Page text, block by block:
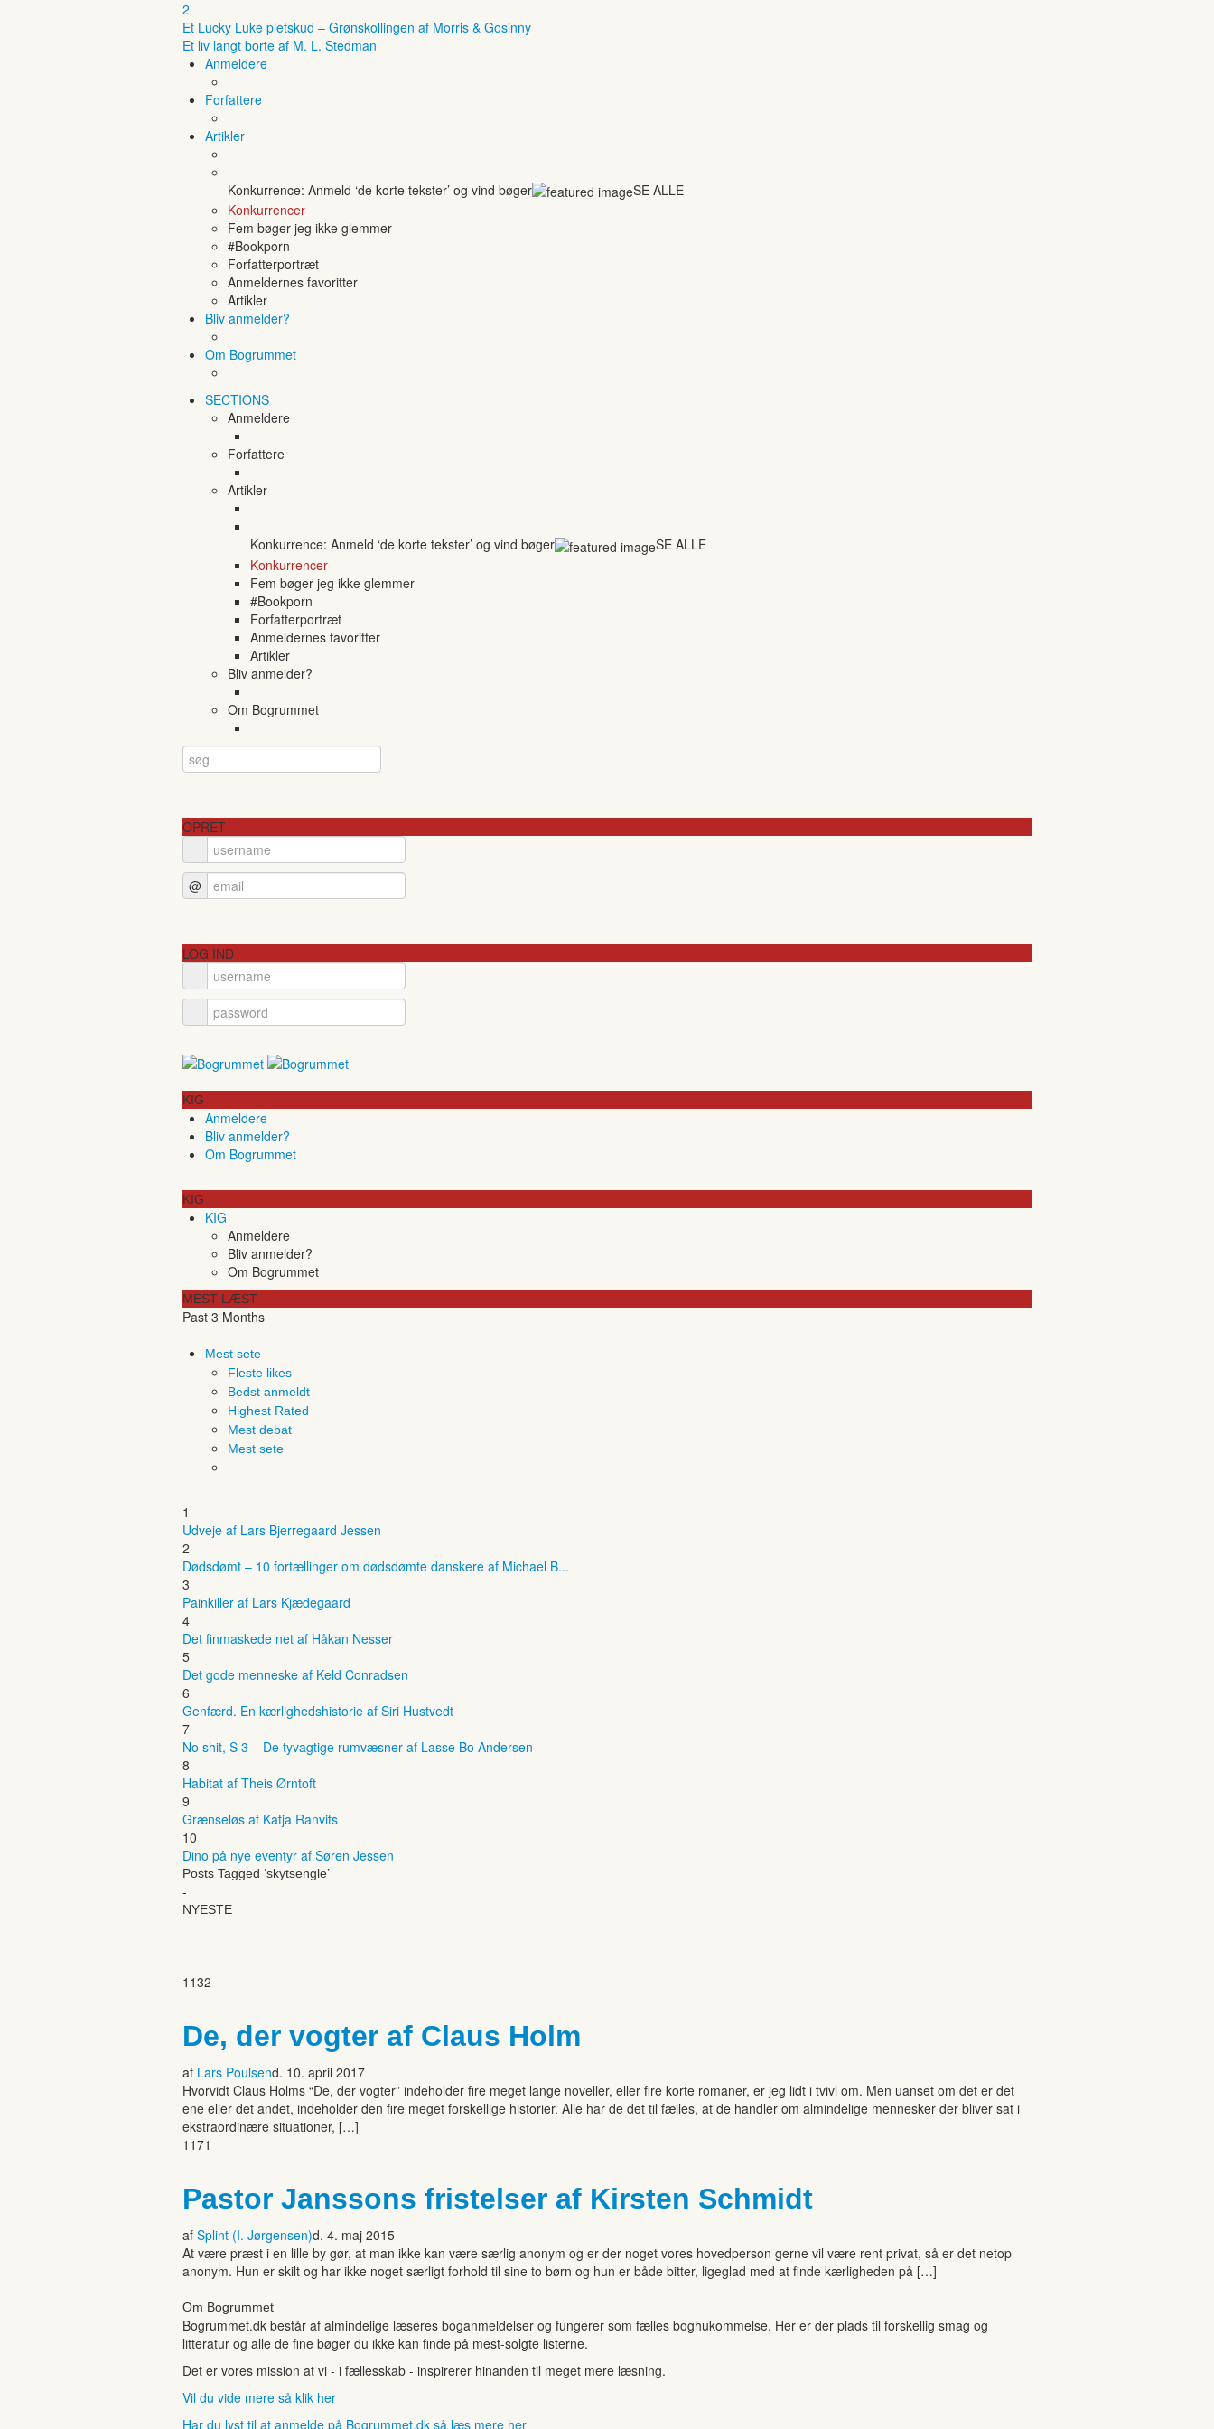
2
Et Lucky Luke pletskud – Grønskollingen af Morris & Gosinny
Et liv langt borte af M. L. Stedman
Anmeldere
Forfattere
Artikler
Konkurrence: Anmeld ‘de korte tekster’ og vind bøger
SE ALLE
Konkurrencer
Fem bøger jeg ikke glemmer
#Bookporn
Forfatterportræt
Anmeldernes favoritter
Artikler
Bliv anmelder?
Om Bogrummet
SECTIONS
Anmeldere
Forfattere
Artikler
Konkurrence: Anmeld ‘de korte tekster’ og vind bøger
SE ALLE
Konkurrencer
Fem bøger jeg ikke glemmer
#Bookporn
Forfatterportræt
Anmeldernes favoritter
Artikler
Bliv anmelder?
Om Bogrummet
OPRET
@
LOG IND
KIG
Anmeldere
Bliv anmelder?
Om Bogrummet
KIG
KIG
Anmeldere
Bliv anmelder?
Om Bogrummet
MEST LÆST
Past 3 Months
Mest sete
Fleste likes
Bedst anmeldt
Highest Rated
Mest debat
Mest sete
1
Udveje af Lars Bjerregaard Jessen
2
Dødsdømt – 10 fortællinger om dødsdømte danskere af Michael B...
3
Painkiller af Lars Kjædegaard
4
Det finmaskede net af Håkan Nesser
5
Det gode menneske af Keld Conradsen
6
Genfærd. En kærlighedshistorie af Siri Hustvedt
7
No shit, S 3 – De tyvagtige rumvæsner af Lasse Bo Andersen
8
Habitat af Theis Ørntoft
9
Grænseløs af Katja Ranvits
10
Dino på nye eventyr af Søren Jessen
Posts Tagged ‘skytsengle’
-
NYESTE
1132
De, der vogter af Claus Holm
af Lars Poulsend. 10. april 2017
Hvorvidt Claus Holms “De, der vogter” indeholder fire meget lange noveller, eller fire korte romaner, er jeg lidt i tvivl om. Men uanset om det er det
ene eller det andet, indeholder den fire meget forskellige historier. Alle har de det til fælles, at de handler om almindelige mennesker der bliver sat i
ekstraordinære situationer, […]
1171
Pastor Janssons fristelser af Kirsten Schmidt
af Splint (I. Jørgensen)d. 4. maj 2015
At være præst i en lille by gør, at man ikke kan være særlig anonym og er der noget vores hovedperson gerne vil være rent privat, så er det netop
anonym. Hun er skilt og har ikke noget særligt forhold til sine to børn og hun er både bitter, ligeglad med at finde kærligheden på […]
Om Bogrummet
Bogrummet.dk består af almindelige læseres boganmeldelser og fungerer som fælles boghukommelse. Her er der plads til forskellig smag og
litteratur og alle de fine bøger du ikke kan finde på mest-solgte listerne.
Det er vores mission at vi - i fællesskab - inspirerer hinanden til meget mere læsning.
Vil du vide mere så klik her
Har du lyst til at anmelde på Bogrummet.dk så læs mere her